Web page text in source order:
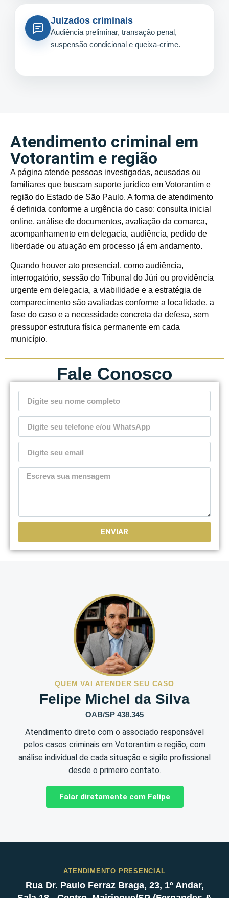
Juizados criminais
Audiência preliminar, transação penal,
suspensão condicional e queixa-crime.
Atendimento criminal em
Votorantim e região
A página atende pessoas investigadas, acusadas ou
familiares que buscam suporte jurídico em Votorantim e
região do Estado de São Paulo. A forma de atendimento
é definida conforme a urgência do caso: consulta inicial
online, análise de documentos, avaliação da comarca,
acompanhamento em delegacia, audiência, pedido de
liberdade ou atuação em processo já em andamento.
Quando houver ato presencial, como audiência,
interrogatório, sessão do Tribunal do Júri ou providência
urgente em delegacia, a viabilidade e a estratégia de
comparecimento são avaliadas conforme a localidade, a
fase do caso e a necessidade concreta da defesa, sem
pressupor estrutura física permanente em cada
município.
Fale Conosco
ENVIAR
QUEM VAI ATENDER SEU CASO
Felipe Michel da Silva
OAB/SP 438.345
Atendimento direto com o associado responsável
pelos casos criminais em Votorantim e região, com
análise individual de cada situação e sigilo profissional
desde o primeiro contato.
Falar diretamente com Felipe
ATENDIMENTO PRESENCIAL
Rua Dr. Paulo Ferraz Braga, 23, 1º Andar,